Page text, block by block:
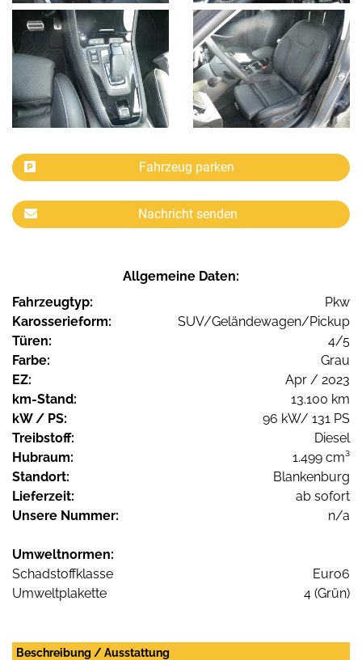
Fahrzeug parken
Nachricht senden
Allgemeine Daten:
Fahrzeugtyp:
Pkw
Karosserieform:
SUV/Geländewagen/Pickup
Türen:
4/5
Farbe:
Grau
EZ:
Apr / 2023
km-Stand:
13.100 km
kW / PS:
96 kW/ 131 PS
Treibstoff:
Diesel
Hubraum:
1.499 cm³
Standort:
Blankenburg
Lieferzeit:
ab sofort
Unsere Nummer:
n/a
Umweltnormen:
Schadstoffklasse
Euro6
Umweltplakette
4 (Grün)
Beschreibung / Ausstattung